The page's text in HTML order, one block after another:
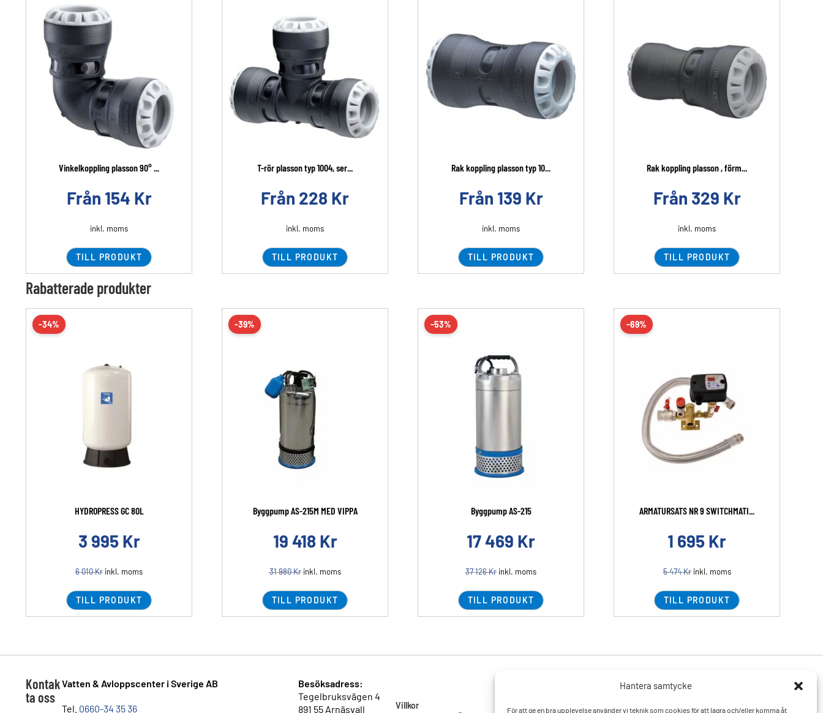
Hantera samtycke
För att ge en bra upplevelse använder vi teknik som cookies för att lagra och/eller komma åt
Vinkelkoppling plasson 90° ...
Från 154 Kr
inkl. moms
TILL PRODUKT
T-rör plasson typ 1004, ser...
Från 228 Kr
inkl. moms
TILL PRODUKT
Rak koppling plasson typ 10...
Från 139 Kr
inkl. moms
TILL PRODUKT
Rak koppling plasson , förm...
Från 329 Kr
inkl. moms
TILL PRODUKT
Rabatterade produkter
-34%
HYDROPRESS GC 80L
3 995 Kr
6 010Kr inkl. moms
TILL PRODUKT
-39%
Byggpump AS-215M MED VIPPA
19 418 Kr
31 980Krinkl. moms
TILL PRODUKT
-53%
Byggpump AS-215
17 469 Kr
37 126Kr inkl. moms
TILL PRODUKT
-69%
ARMATURSATS NR 9 SWITCHMATI...
1 695 Kr
5 474Krinkl. moms
TILL PRODUKT
Kontak
ta oss
Vatten & Avloppscenter i Sverige AB
Tel. 0660-34 35 36
Besöksadress:
Tegelbruksvägen 4
891 55 Arnäsvall
Villkor Produkter Resurser